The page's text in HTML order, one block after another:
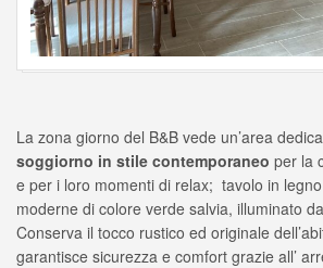
La zona giorno del B&B vede un’area
soggiorno in stile contemporaneo per la
e per i loro momenti di relax; tavolo in
moderne di colore verde salvia, illuminato
Conserva il tocco rustico ed originale
garantisce sicurezza e comfort grazie all’